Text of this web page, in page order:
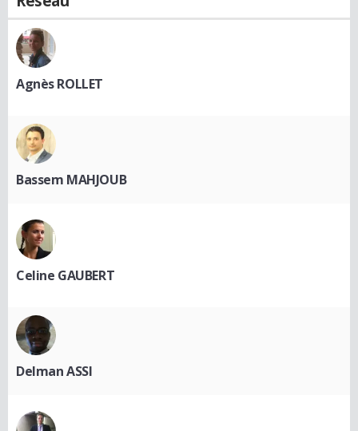
Agnès ROLLET
Bassem MAHJOUB
Celine GAUBERT
Delman ASSI